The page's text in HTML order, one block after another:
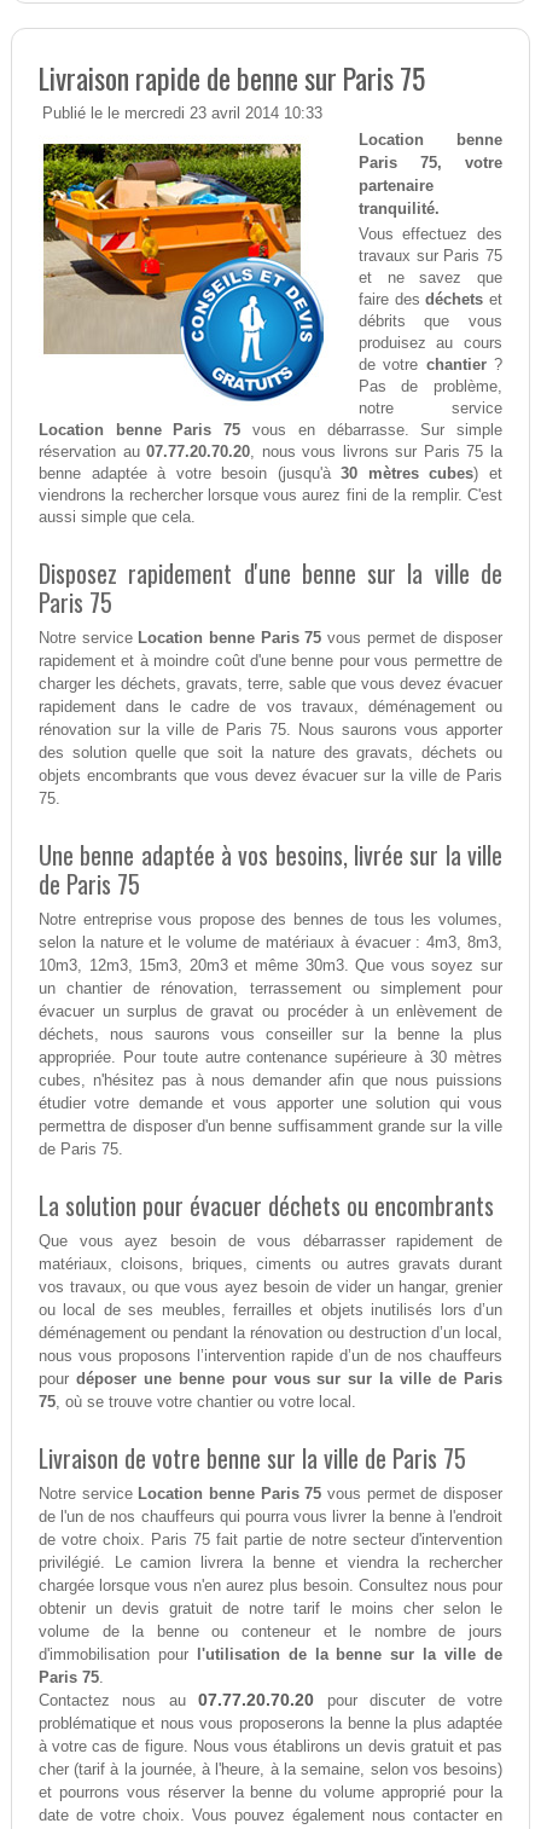
Livraison rapide de benne sur Paris 75
Publié le le mercredi 23 avril 2014 10:33
Location benne
Paris 75, votre
partenaire
tranquilité.
Vous effectuez des
travaux sur Paris 75
et ne savez que
faire desdéchets et
débrits que vous
produisez au cours
de votre chantier?
Pas de problème,
notre service
Location benne Paris 75 vous en débarrasse. Sur simple
réservation au07.77.20.70.20, nous vous livrons sur Paris 75 la
benne adaptée à votre besoin (jusqu'à30 mètres cubes) et
viendrons la rechercher lorsque vous aurez fini de la remplir. C'est
aussi simple que cela.
Disposez rapidement d'une benne sur la ville de
Paris 75
Notre service Location benne Paris 75 vous permet de disposer
rapidement et à moindre coût d'une benne pour vous permettre de
charger les déchets, gravats, terre, sable que vous devez évacuer
rapidement dans le cadre de vos travaux, déménagement ou
rénovation sur la ville de Paris 75. Nous saurons vous apporter
des solution quelle que soit la nature des gravats, déchets ou
objets encombrants que vous devez évacuer sur la ville de Paris
75.
Une benne adaptée à vos besoins, livrée sur la ville
de Paris 75
Notre entreprise vous propose des bennes de tous les volumes,
selon la nature et le volume de matériaux à évacuer : 4m3, 8m3,
10m3, 12m3, 15m3, 20m3 et même 30m3. Que vous soyez sur
un chantier de rénovation, terrassement ou simplement pour
évacuer un surplus de gravat ou procéder à un enlèvement de
déchets, nous saurons vous conseiller sur la benne la plus
appropriée. Pour toute autre contenance supérieure à 30 mètres
cubes, n'hésitez pas à nous demander afin que nous puissions
étudier votre demande et vous apporter une solution qui vous
permettra de disposer d'un benne suffisamment grande sur la ville
de Paris 75.
La solution pour évacuer déchets ou encombrants
Que vous ayez besoin de vous débarrasser rapidement de
matériaux, cloisons, briques, ciments ou autres gravats durant
vos travaux, ou que vous ayez besoin de vider un hangar, grenier
ou local de ses meubles, ferrailles et objets inutilisés lors d’un
déménagement ou pendant la rénovation ou destruction d’un local,
nous vous proposons l’intervention rapide d’un de nos chauffeurs
pour déposer une benne pour vous sur sur la ville de Paris
75, où se trouve votre chantier ou votre local.
Livraison de votre benne sur la ville de Paris 75
Notre service Location benne Paris 75 vous permet de disposer
de l'un de nos chauffeurs qui pourra vous livrer la benne à l'endroit
de votre choix. Paris 75 fait partie de notre secteur d'intervention
privilégié. Le camion livrera la benne et viendra la rechercher
chargée lorsque vous n'en aurez plus besoin. Consultez nous pour
obtenir un devis gratuit de notre tarif le moins cher selon le
volume de la benne ou conteneur et le nombre de jours
d'immobilisation pour
l'utilisation de la benne sur la ville de
Paris 75.
Contactez nous au07.77.20.70.20 pour discuter de votre
problématique et nous vous proposerons la benne la plus adaptée
à votre cas de figure. Nous vous établirons un devis gratuit et pas
cher (tarif à la journée, à l'heure, à la semaine, selon vos besoins)
et pourrons vous réserver la benne du volume approprié pour la
date de votre choix. Vous pouvez également nous contacter en